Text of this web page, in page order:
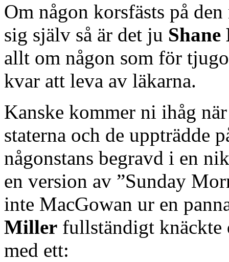
Om någon korsfästs på
sig själv så är det ju
allt om någon som för
kvar att leva av läkarna.
Kanske kommer ni ihåg
staterna och de uppträdde
någonstans begravd i en
en version av ”Sunday
inte MacGowan ur en
Miller fullständigt knäckte
med ett: